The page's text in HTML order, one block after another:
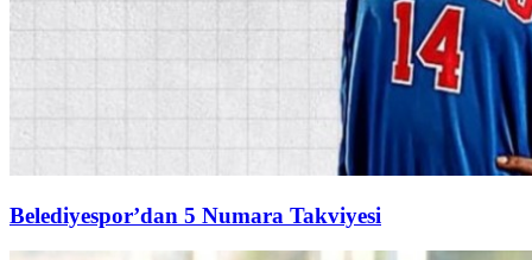
Belediyespor’dan 5 Numara Takviyesi